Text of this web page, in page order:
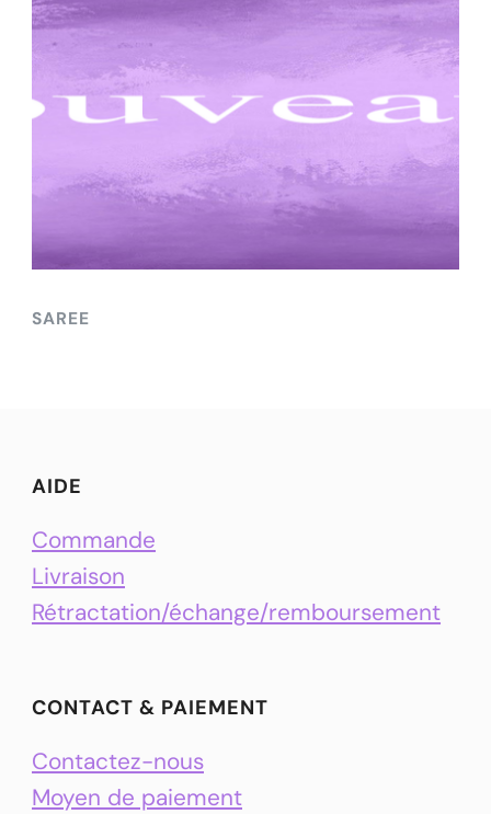
SAREE
AIDE
Commande
Livraison
Rétractation/échange/remboursement
CONTACT & PAIEMENT
Contactez-nous
Moyen de paiement